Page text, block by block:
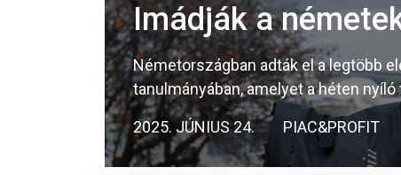
Imádják a
Németországban adták el a legtöbb
tanulmányában, amelyet a héten
2025. JÚNIUS 24. PIAC&PROFIT